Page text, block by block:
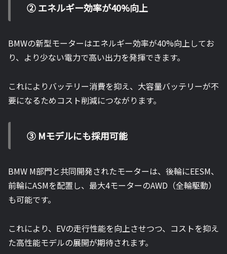
② エネルギー効率が40%向上
BMWの新型モーターはエネルギー効率が40%向上してお
り、より少ない電力で高い出力を発揮できます。
これによりバッテリー消費を抑え、大容量バッテリーが不
要になるためコスト削減につながります。
③ Mモデルにも採用可能
BMW M部門と共同開発されたモーターは、後輪にEESM、
前輪にASMを配置し、最大4モーターのAWD（全輪駆動）
も可能です。
これにより、EVの走行性能を向上させつつ、コストを抑え
た高性能モデルの展開が期待されます。